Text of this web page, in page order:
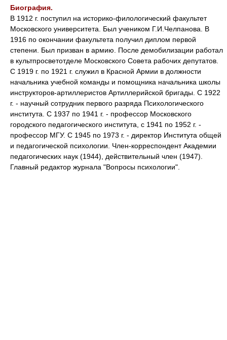
Биография.
В 1912 г. поступил на историко-филологический факультет
Московского университета. Был учеником Г.И.Челпанова. В
1916 по окончании факультета получил диплом первой
степени. Был призван в армию. После демобилизации работал
в культпросветотделе Московского Совета рабочих депутатов.
С 1919 г. по 1921 г. служил в Красной Армии в должности
начальника учебной команды и помощника начальника школы
инструкторов-артиллеристов Артиллерийской бригады. С 1922
г. - научный сотрудник первого разряда Психологического
института. С 1937 по 1941 г. - профессор Московского
городского педагогического института, с 1941 по 1952 г. -
профессор МГУ. С 1945 по 1973 г. - директор Института общей
и педагогической психологии. Член-корреспондент Академии
педагогических наук (1944), действительный член (1947).
Главный редактор журнала "Вопросы психологии".